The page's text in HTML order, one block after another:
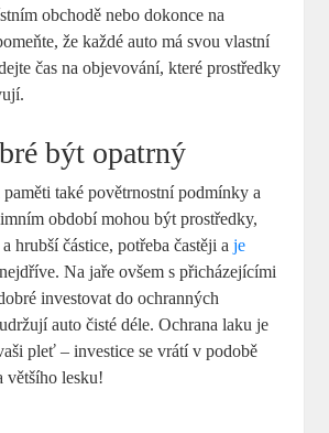
obchodě nebo dokonce na
že každé auto má svou vlastní
čas na objevování, které prostředky
být opatrný
také povětrnostní podmínky a
období mohou být prostředky,
hrubší částice, potřeba častěji aje
Na jaře ovšem s přicházejícími
investovat do ochranných
auto čisté déle. Ochrana laku je
pleť – investice se vrátí v podobě
většího lesku!